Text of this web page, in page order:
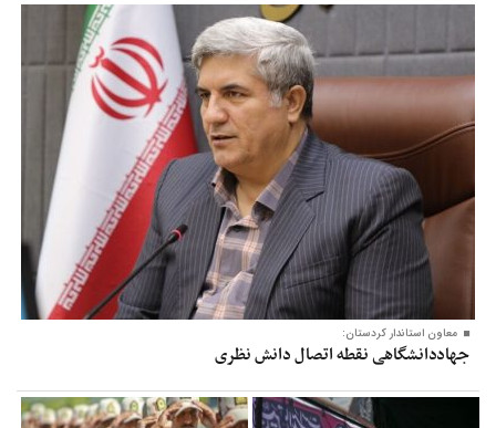
معاون‌ استاندار کردستان:
جهاددانشگاهی نقطه اتصال دانش نظری